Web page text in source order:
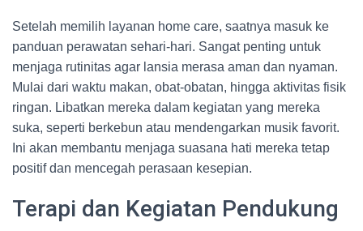
Setelah memilih layanan home care, saatnya masuk ke
panduan perawatan sehari-hari. Sangat penting untuk
menjaga rutinitas agar lansia merasa aman dan nyaman.
Mulai dari waktu makan, obat-obatan, hingga aktivitas fisik
ringan. Libatkan mereka dalam kegiatan yang mereka
suka, seperti berkebun atau mendengarkan musik favorit.
Ini akan membantu menjaga suasana hati mereka tetap
positif dan mencegah perasaan kesepian.
Terapi dan Kegiatan Pendukung